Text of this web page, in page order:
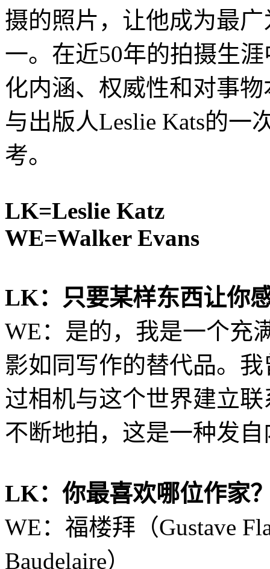
摄的照片，让他成为最
一。在近50年的拍摄生
化内涵、权威性和对事
与出版人Leslie Kats的一
考。
LK=Leslie Katz
WE=Walker Evans
LK：只要某样东西让你
WE：是的，我是一个充
影如同写作的替代品。
过相机与这个世界建立
不断地拍，这是一种发
LK：你最喜欢哪位作家
WE：福楼拜（Gustave
Baudelaire）